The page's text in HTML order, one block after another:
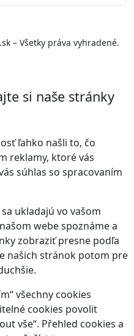
– Všetky práva vyhradené.
si naše stránky
ľahko našli to, čo
reklamy, ktoré vás
súhlas so spracovaním
ukladajú vo vašom
webe spoznáme a
zobraziť presne podľa
našich stránok potom pre
všechny cookies
cookies povolit
vše“. Přehled cookies a